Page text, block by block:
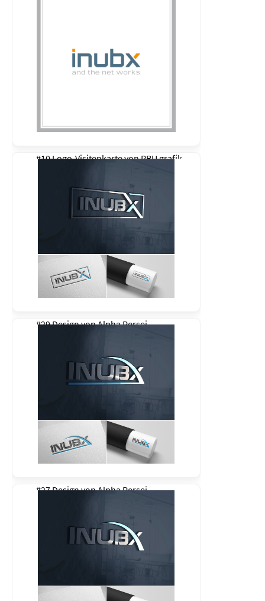
#10 Logo-Visitenkarte vonRBU grafik
#29 Design vonAlpha Persei
#27 Design vonAlpha Persei